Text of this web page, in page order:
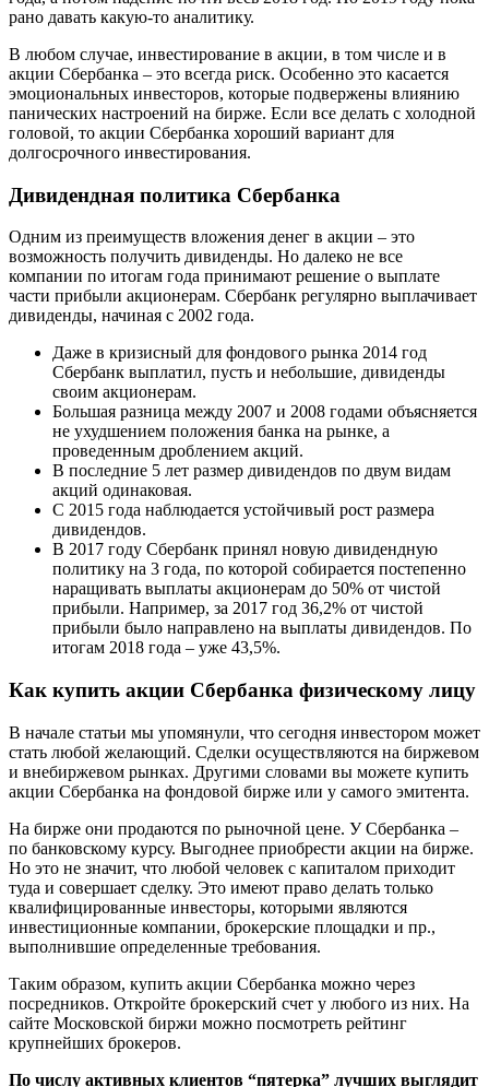
рано давать какую-то аналитику.
В любом случае, инвестирование в акции, в том числе и в
акции Сбербанка – это всегда риск. Особенно это касается
эмоциональных инвесторов, которые подвержены влиянию
панических настроений на бирже. Если все делать с холодной
головой, то акции Сбербанка хороший вариант для
долгосрочного инвестирования.
Дивидендная политика Сбербанка
Одним из преимуществ вложения денег в акции – это
возможность получить дивиденды. Но далеко не все
компании по итогам года принимают решение о выплате
части прибыли акционерам. Сбербанк регулярно выплачивает
дивиденды, начиная с 2002 года.
Даже в кризисный для фондового рынка 2014 год
Сбербанк выплатил, пусть и небольшие, дивиденды
своим акционерам.
Большая разница между 2007 и 2008 годами объясняется
не ухудшением положения банка на рынке, а
проведенным дроблением акций.
В последние 5 лет размер дивидендов по двум видам
акций одинаковая.
С 2015 года наблюдается устойчивый рост размера
дивидендов.
В 2017 году Сбербанк принял новую дивидендную
политику на 3 года, по которой собирается постепенно
наращивать выплаты акционерам до 50% от чистой
прибыли. Например, за 2017 год 36,2% от чистой
прибыли было направлено на выплаты дивидендов. По
итогам 2018 года – уже 43,5%.
Как купить акции Сбербанка физическому лицу
В начале статьи мы упомянули, что сегодня инвестором может
стать любой желающий. Сделки осуществляются на биржевом
и внебиржевом рынках. Другими словами вы можете купить
акции Сбербанка на фондовой бирже или у самого эмитента.
На бирже они продаются по рыночной цене. У Сбербанка –
по банковскому курсу. Выгоднее приобрести акции на бирже.
Но это не значит, что любой человек с капиталом приходит
туда и совершает сделку. Это имеют право делать только
квалифицированные инвесторы, которыми являются
инвестиционные компании, брокерские площадки и пр.,
выполнившие определенные требования.
Таким образом, купить акции Сбербанка можно через
посредников. Откройте брокерский счет у любого из них. На
сайте Московской биржи можно посмотреть рейтинг
крупнейших брокеров.
По числу активных клиентов “пятерка” лучших выглядит